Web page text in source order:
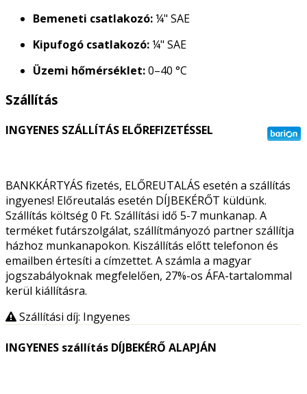
Bemeneti csatlakozó:¼" SAE
Kipufogó csatlakozó:¼" SAE
Üzemi hőmérséklet:0–40 °C
Szállítás
INGYENES SZÁLLÍTÁS ELŐREFIZETÉSSEL
BANKKÁRTYÁS fizetés, ELŐREUTALÁS esetén a szállítás
ingyenes! Előreutalás esetén DÍJBEKÉRŐT küldünk.
Szállítás költség 0 Ft. Szállítási idő 5-7 munkanap. A
terméket futárszolgálat, szállítmányozó partner szállítja
házhoz munkanapokon. Kiszállítás előtt telefonon és
emailben értesíti a címzettet. A számla a magyar
jogszabályoknak megfelelően, 27%-os ÁFA-tartalommal
kerül kiállításra.
Szállítási díj: Ingyenes
INGYENES szállítás DÍJBEKÉRŐ ALAPJÁN